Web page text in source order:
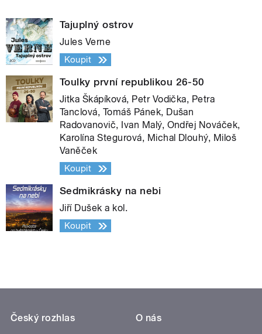
Tajuplný ostrov
Jules Verne
Koupit
Toulky první republikou 26-50
Jitka Škápíková, Petr Vodička, Petra
Tanclová, Tomáš Pánek, Dušan
Radovanovič, Ivan Malý, Ondřej Nováček,
Karolína Stegurová, Michal Dlouhý, Miloš
Vaněček
Koupit
Sedmikrásky na nebi
Jiří Dušek a kol.
Koupit
Český rozhlas
O nás